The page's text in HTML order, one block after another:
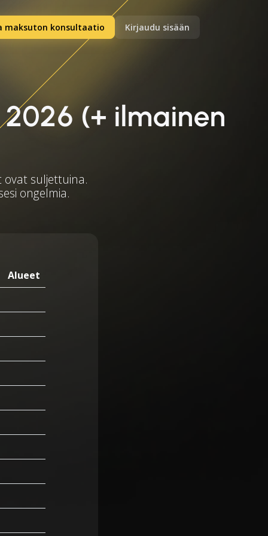
maksuton konsultaatio Kirjaudu sisään
(+ ilmainen
ovat suljettuina.
ongelmia.
Alueet